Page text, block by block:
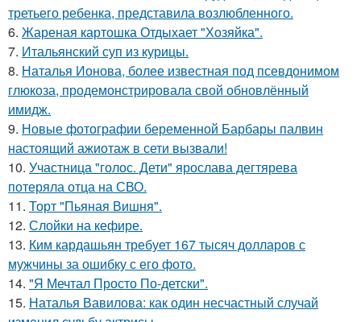
третьего ребенка, представила возлюбленного.
6. Жареная картошка Отдыхает "Хозяйка".
7. Итальянский суп из курицы.
8. Наталья Ионова, более известная под псевдонимом
глюкоза, продемонстрировала свой обновлённый
имидж.
9. Новые фотографии беременной Барбары палвин
настоящий ажиотаж в сети вызвали!
10. Участница "голос. Дети" ярослава дегтярева
потеряла отца на СВО.
11. Торт "Пьяная Вишня".
12. Слойки на кефире.
13. Ким кардашьян требует 167 тысяч долларов с
мужчины за ошибку с его фото.
14. "Я Мечтал Просто По-детски".
15. Наталья Вавилова: как один несчастный случай